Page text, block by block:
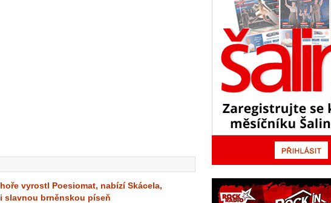
vyrostl Poesiomat, nabízí Skácela,
slavnou brněnskou píseň